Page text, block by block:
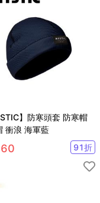
】防寒頭套 防寒帽
衝浪 海軍藍
91折